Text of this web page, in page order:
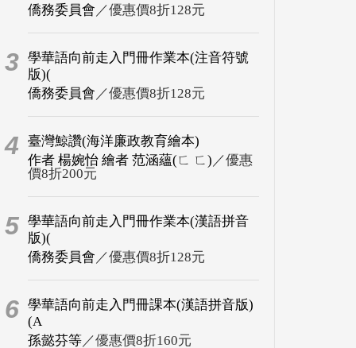
僑務委員會 ／優惠價8折128元
3 學華語向前走入門冊作業本(注音符號
版)(
僑務委員會 ／優惠價8折128元
4
臺灣鯨讚(海洋廉政教育繪本)
作者 楊婉怡 繪者 范涵蘊(ㄈ ㄈ) ／優惠
價8折200元
5 學華語向前走入門冊作業本(漢語拼音
版)(
僑務委員會 ／優惠價8折128元
6 學華語向前走入門冊課本(漢語拼音版)
(A
孫懿芬等／優惠價8折160元